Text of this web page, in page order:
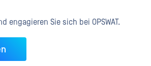
engagieren Sie sich bei OPSWAT.